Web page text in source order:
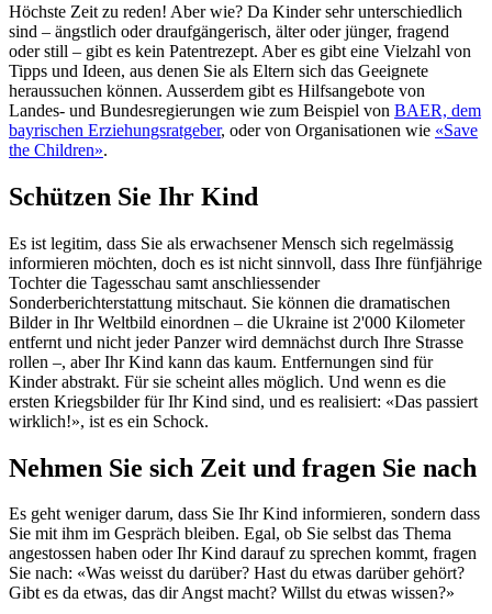
Höchste Zeit zu reden! Aber wie? Da Kinder sehr unterschiedlich
sind – ängstlich oder draufgängerisch, älter oder jünger, fragend
oder still – gibt es kein Patentrezept. Aber es gibt eine Vielzahl von
Tipps und Ideen, aus denen Sie als Eltern sich das Geeignete
heraussuchen können. Ausserdem gibt es Hilfsangebote von
Landes- und Bundesregierungen wie zum Beispiel von BAER, dem
bayrischen Erziehungsratgeber, oder von Organisationen wie «Save
the Children».
Schützen Sie Ihr Kind
Es ist legitim, dass Sie als erwachsener Mensch sich regelmässig
informieren möchten, doch es ist nicht sinnvoll, dass Ihre fünfjährige
Tochter die Tagesschau samt anschliessender
Sonderberichterstattung mitschaut. Sie können die dramatischen
Bilder in Ihr Weltbild einordnen – die Ukraine ist 2'000 Kilometer
entfernt und nicht jeder Panzer wird demnächst durch Ihre Strasse
rollen –, aber Ihr Kind kann das kaum. Entfernungen sind für
Kinder abstrakt. Für sie scheint alles möglich. Und wenn es die
ersten Kriegsbilder für Ihr Kind sind, und es realisiert: «Das passiert
wirklich!», ist es ein Schock.
Nehmen Sie sich Zeit und fragen Sie nach
Es geht weniger darum, dass Sie Ihr Kind informieren, sondern dass
Sie mit ihm im Gespräch bleiben. Egal, ob Sie selbst das Thema
angestossen haben oder Ihr Kind darauf zu sprechen kommt, fragen
Sie nach: «Was weisst du darüber? Hast du etwas darüber gehört?
Gibt es da etwas, das dir Angst macht? Willst du etwas wissen?»